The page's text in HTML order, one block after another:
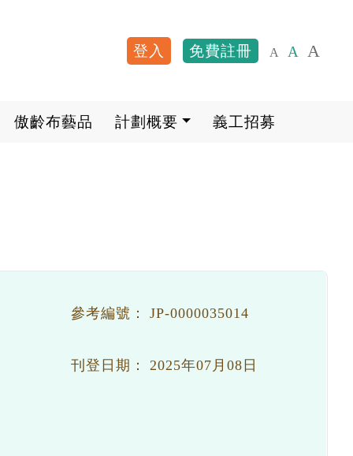
User account
登入 免費註冊 A A A
傲齡布藝品 計劃概要 義工招募
參考編號： JP-0000035014
刊登日期： 2025年07月08日